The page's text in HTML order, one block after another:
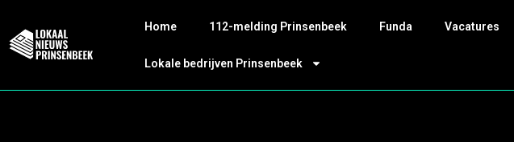
Home 112-melding Prinsenbeek Funda Vacatures
Lokale bedrijven Prinsenbeek